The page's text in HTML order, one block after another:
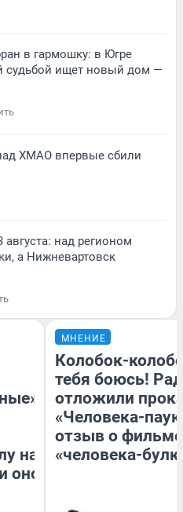
в гармошку: в Югре
судьбой ищет новый дом —
ХМАО впервые сбили
над регионом
а Нижневартовск
на
оно
МНЕНИЕ
Колобок-
тебя боюсь!
отложили
«Человека-
отзыв о
«человека-